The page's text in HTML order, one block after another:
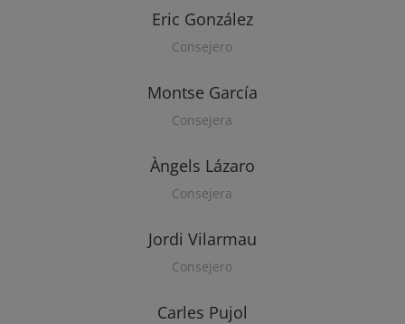
Eric González
Consejero
Montse García
Consejera
Àngels Lázaro
Consejera
Jordi Vilarmau
Consejero
Carles Pujol